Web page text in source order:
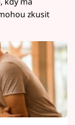
zkusit